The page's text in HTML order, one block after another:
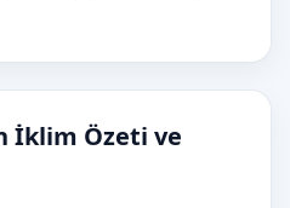
İklim Özeti ve